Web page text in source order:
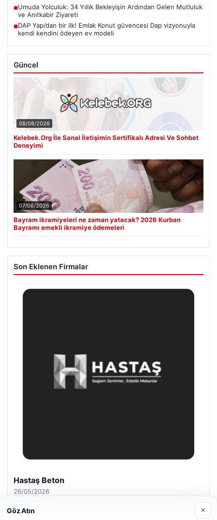
■Umuda Yolculuk: 34 Yıllık Bekleyişin Ardından Gelen Mutluluk
ve Anıtkabir Ziyareti
■DAP Yapı’dan bir ilk! Emlak Konut güvencesi Dap vizyonuyla
kendi kendini ödeyen ev modeli
Güncel
08/08/2026
Kelebek.Org İle Sanal İletişimin Sertifikalı Adresi Ve Sohbet
Deneyimi
07/08/2026
Bayram ikramiyeleri ne zaman yatacak? 2026 Kurban
Bayramı emekli ikramiye ödemeleri
Son Eklenen Firmalar
Hastaş Beton
26/05/2026
Göz Atın ×